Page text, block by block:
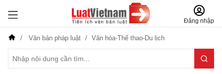
Đăng nhập
Văn bản pháp luật Văn hóa-Thể thao-Du lịch